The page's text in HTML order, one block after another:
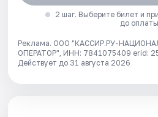
2 шаг. Выберите билет и
до оплаты
Реклама. ООО "КАССИР.РУ-
ОПЕРАТОР", ИНН: 7841075409 erid:
Действует до 31 августа 2026